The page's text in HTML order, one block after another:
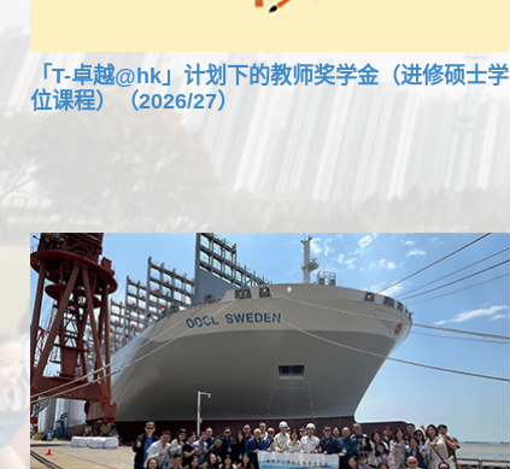
「T-卓越@hk」计划下的教师奖学金（进修硕士学
位课程）（2026/27）